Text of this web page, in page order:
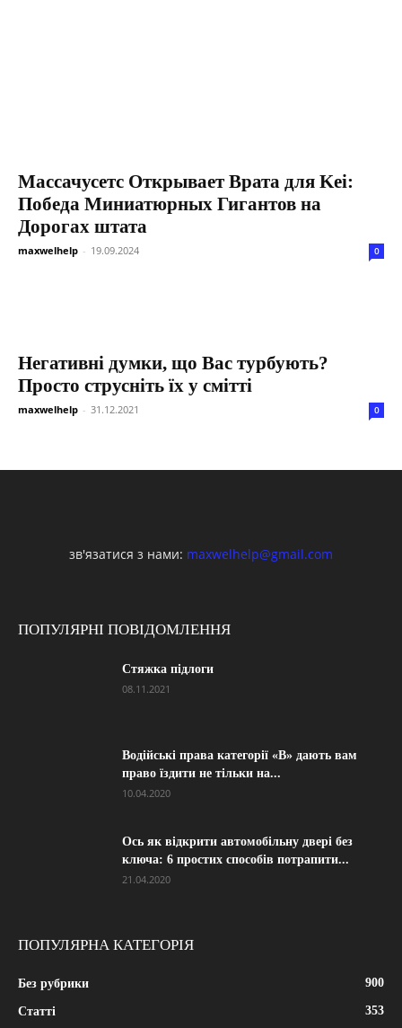
Массачусетс Открывает Врата для Kei:
Победа Миниатюрных Гигантов на
Дорогах штата
maxwelhelp - 19.09.2024 0
Негативні думки, що Вас турбують?
Просто струсніть їх у смітті
maxwelhelp - 31.12.2021 0
зв'язатися з нами: maxwelhelp@gmail.com
ПОПУЛЯРНІ ПОВІДОМЛЕННЯ
Стяжка підлоги
08.11.2021
Водійські права категорії «B» дають вам
право їздити не тільки на...
10.04.2020
Ось як відкрити автомобільну двері без
ключа: 6 простих способів потрапити...
21.04.2020
ПОПУЛЯРНА КАТЕГОРІЯ
Без рубрики 900
Статті 353